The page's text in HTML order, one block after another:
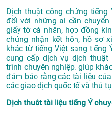
Dịch thuật công chứng
đối với những ai cần
giấy tờ cá nhân, hợp đồng
chứng nhận kết hôn, hồ sơ
khác từ tiếng Việt sang tiếng
cung cấp dịch vụ dịch
trình chuyên nghiệp, giúp
đảm bảo rằng các tài liệu
các giao dịch quốc tế và thủ
Dịch thuật tài liệu tiếng Ý